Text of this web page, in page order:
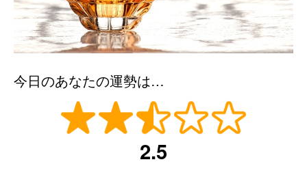
今日のあなたの運勢は…
2.5